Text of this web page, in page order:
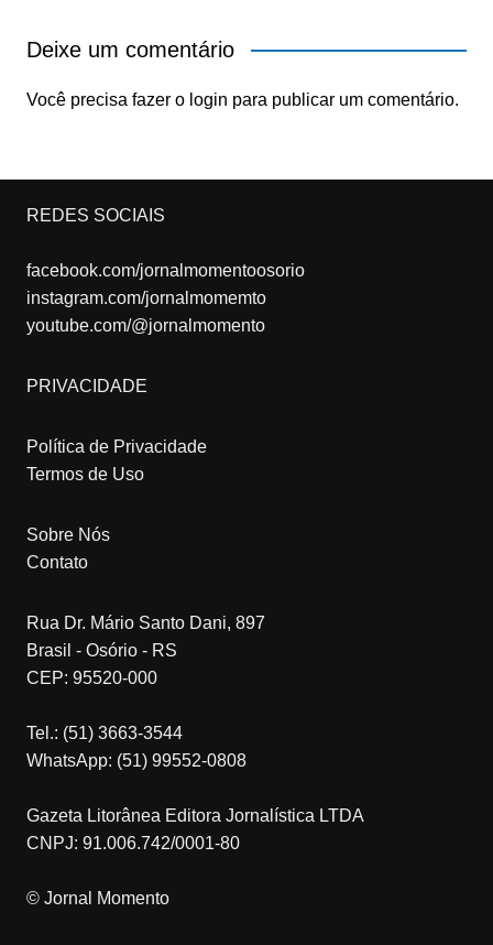
Deixe um comentário
Você precisa fazer o login para publicar um comentário.
REDES SOCIAIS
facebook.com/jornalmomentoosorio
instagram.com/jornalmomemto
youtube.com/@jornalmomento
PRIVACIDADE
Política de Privacidade
Termos de Uso
Sobre Nós
Contato
Rua Dr. Mário Santo Dani, 897
Brasil - Osório - RS
CEP: 95520-000
Tel.: (51) 3663-3544
WhatsApp: (51) 99552-0808
Gazeta Litorânea Editora Jornalística LTDA
CNPJ: 91.006.742/0001-80
© Jornal Momento